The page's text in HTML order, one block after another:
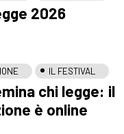
2026
IL FESTIVAL
chi legge: il
è online